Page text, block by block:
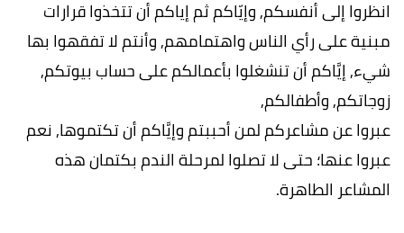
انظروا إلى أنفسكم, وإيّاكم ثم إياكم أن تتخذوا قرارات
مبنية على رأي الناس واهتمامهم, وأنتم لا تفقهوا بها
شيء, إيَّاكم أن تنشغلوا بأعمالكم على حساب بيوتكم,
زوجاتكم, وأطفالكم,
عبروا عن مشاعركم لمن أحببتم وإيَّاكم أن تكتموها, نعم
عبروا عنها؛ حتى لا تصلوا لمرحلة الندم بكتمان هذه
المشاعر الطاهرة.